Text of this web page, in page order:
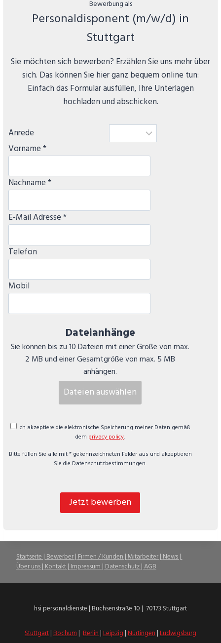
Personaldisponent (m/w/d) in
Stuttgart
Sie möchten sich bewerben? Erzählen Sie uns mehr über
sich. Das können Sie hier ganz bequem online tun:
Einfach das Formular ausfüllen, Ihre Unterlagen
hochladen und abschicken.
Anrede
Vorname *
Nachname *
E-Mail Adresse *
Telefon
Mobil
Dateianhänge
Sie können bis zu 10 Dateien mit einer Größe von max.
2 MB und einer Gesamtgröße von max. 5 MB
anhängen.
Dateien auswählen
Ich akzeptiere die elektronische Speicherung meiner Daten gemäß
dem privacy policy.
Bitte füllen Sie alle mit * gekennzeichneten Felder aus und akzeptieren
Sie die Datenschutzbestimmungen.
Jetzt bewerben
Startseite |Bewerber |Firmen / Kunden |Mitarbeiter |News |
Über uns |Kontakt |Impressum |Datenschutz |AGB
hsi personaldienste | Büchsenstraße 10 | 70173 Stuttgart
Stuttgart|Bochum| Berlin|Leipzig|Nürtingen|Ludwigsburg